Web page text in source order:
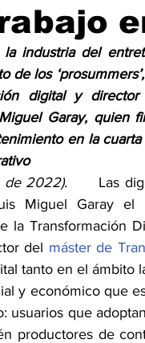
Logística
la industria del
de los
digital y
Garay, quien
en la
de 2022). Las
Miguel Garay el
la Transformación
del máster de
tanto en el ámbito
y económico que
usuarios que
productores de